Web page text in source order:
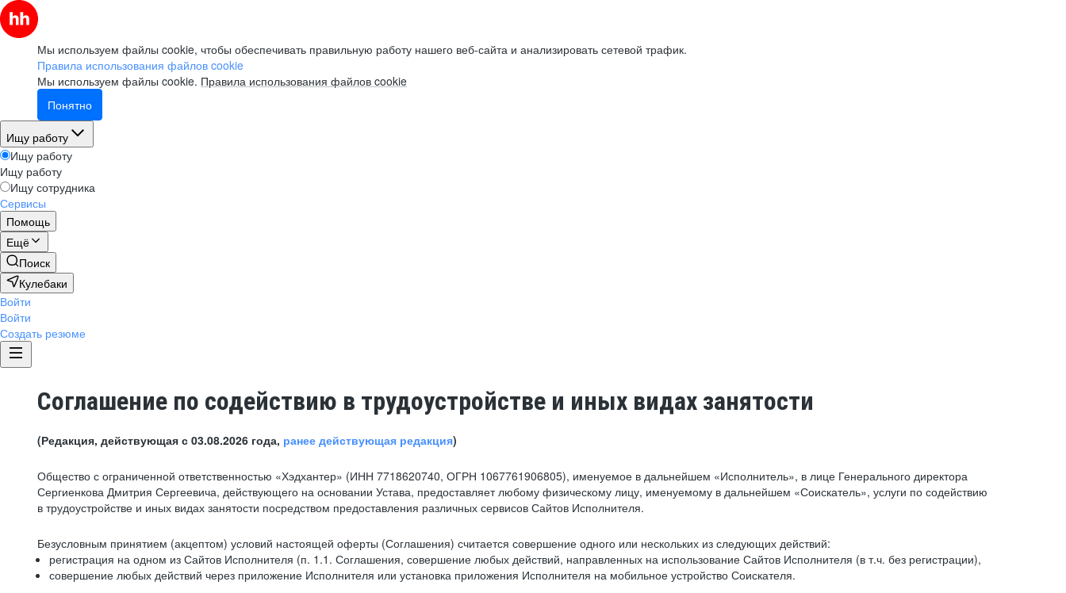
Мы используем файлы cookie, чтобы обеспечивать правильную работу нашего веб-сайта и анализировать сетевой трафик.
Правила использования файлов cookie
Мы используем файлы cookie. Правила использования файлов cookie
Понятно
Ищу работу
Ищу работу
Ищу работу
Ищу сотрудника
Сервисы
Помощь
Ещё
Поиск
Кулебаки
Войти
Войти
Создать резюме
Соглашение по содействию в трудоустройстве и иных видах занятости
(Редакция, действующая с 03.08.2026 года, ранее действующая редакция)
Общество с ограниченной ответственностью «Хэдхантер» (ИНН 7718620740, ОГРН 1067761906805), именуемое в дальнейшем «Исполнитель», в лице Генерального директора
Сергиенкова Дмитрия Сергеевича, действующего на основании Устава, предоставляет любому физическому лицу, именуемому в дальнейшем «Соискатель», услуги по содействию
в трудоустройстве и иных видах занятости посредством предоставления различных сервисов Сайтов Исполнителя.
Безусловным принятием (акцептом) условий настоящей оферты (Соглашения) считается совершение одного или нескольких из следующих действий:
регистрация на одном из Сайтов Исполнителя (п. 1.1. Соглашения, совершение любых действий, направленных на использование Сайтов Исполнителя (в т.ч. без регистрации),
совершение любых действий через приложение Исполнителя или установка приложения Исполнителя на мобильное устройство Соискателя.